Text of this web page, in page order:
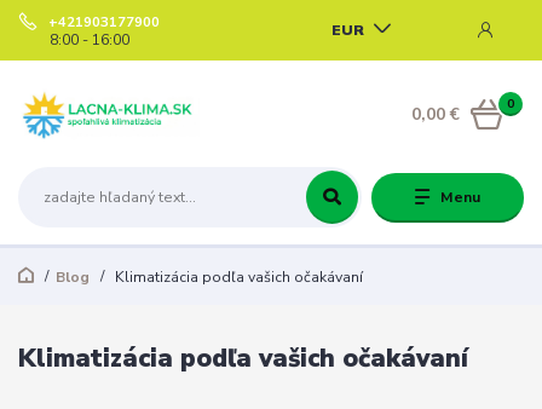
Menu
EUR
+421903177900
8:00 - 16:00
0
0,00 €
Blog Klimatizácia podľa vašich očakávaní
Klimatizácia podľa vašich očakávaní